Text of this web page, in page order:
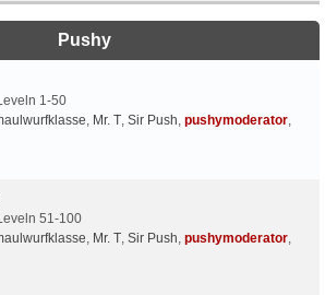
Pushy
1-50
, Mr. T, Sir Push, pushymoderator,
51-100
, Mr. T, Sir Push, pushymoderator,